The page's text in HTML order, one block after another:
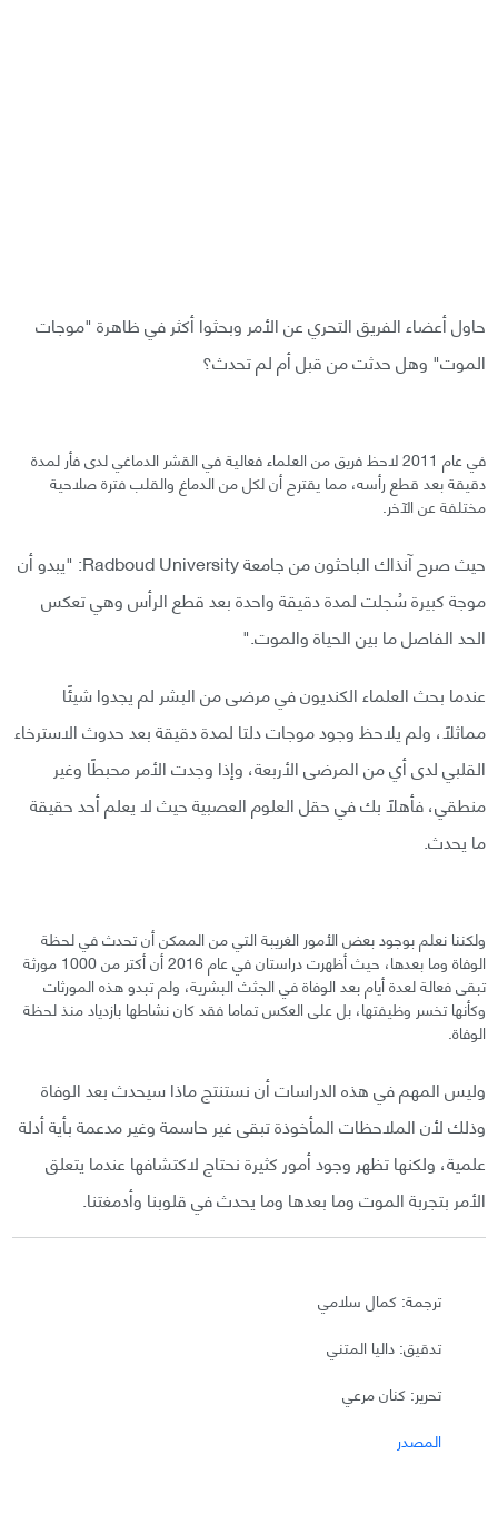
حاول أعضاء الفريق التحري عن الأمر وبحثوا أكثر في ظاهرة "موجات
الموت" وهل حدثت من قبل أم لم تحدث؟
في عام 2011 لاحظ فريق من العلماء فعالية في القشر الدماغي لدى فأر لمدة
دقيقة بعد قطع رأسه، مما يقترح أن لكل من الدماغ والقلب فترة صلاحية
مختلفة عن الآخر.
حيث صرح آنذاك الباحثون من جامعة Radboud University: "يبدو أن
موجة كبيرة سُجلت لمدة دقيقة واحدة بعد قطع الرأس وهي تعكس
الحد الفاصل ما بين الحياة والموت."
عندما بحث العلماء الكنديون في مرضى من البشر لم يجدوا شيئًا
مماثلًا، ولم يلاحظ وجود موجات دلتا لمدة دقيقة بعد حدوث الاسترخاء
القلبي لدى أي من المرضى الأربعة، وإذا وجدت الأمر محبطًا وغير
منطقي، فأهلًا بك في حقل العلوم العصبية حيث لا يعلم أحد حقيقة
ما يحدث.
ولكننا نعلم بوجود بعض الأمور الغريبة التي من الممكن أن تحدث في لحظة
الوفاة وما بعدها، حيث أظهرت دراستان في عام 2016 أن أكتر من 1000 مورثة
تبقى فعالة لعدة أيام بعد الوفاة في الجثث البشرية، ولم تبدو هذه المورثات
وكأنها تخسر وظيفتها، بل على العكس تماما فقد كان نشاطها بازدياد منذ لحظة
الوفاة.
وليس المهم في هذه الدراسات أن نستنتج ماذا سيحدث بعد الوفاة
وذلك لأن الملاحظات المأخوذة تبقى غير حاسمة وغير مدعمة بأية أدلة
علمية، ولكنها تظهر وجود أمور كثيرة نحتاج لاكتشافها عندما يتعلق
الأمر بتجربة الموت وما بعدها وما يحدث في قلوبنا وأدمغتنا.
ترجمة: كمال سلامي
تدقيق: داليا المتني
تحرير: كنان مرعي
المصدر